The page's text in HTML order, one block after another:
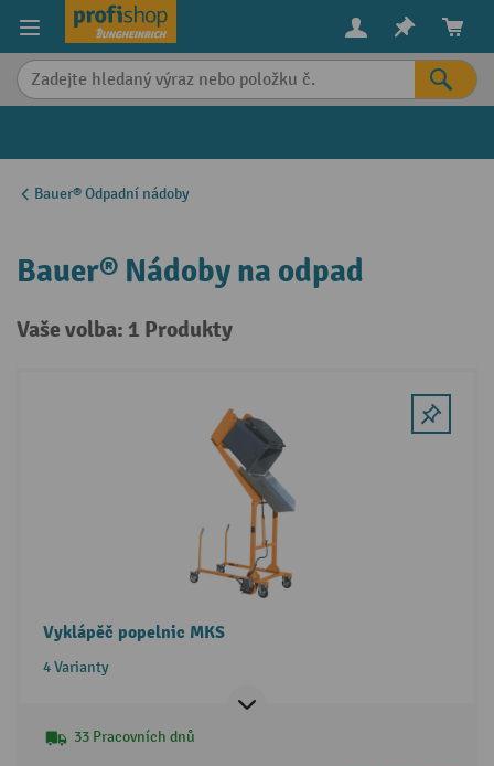
content
Bauer® Odpadní nádoby
Bauer® Nádoby na odpad
Vaše volba: 1 Produkty
Vyklápěč popelnic MKS
4 Varianty
33 Pracovních dnů